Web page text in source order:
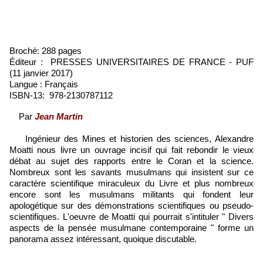
Broché: 288 pages
Éditeur :
‎ PRESSES UNIVERSITAIRES DE FRANCE - PUF
(11 janvier 2017)
Langue : Français
ISBN-13: ‎ 978-2130787112
Par Jean Martin
Ingénieur des Mines et historien des sciences, Alexandre
Moatti nous livre un ouvrage incisif qui fait rebondir le vieux
débat au sujet des rapports entre le Coran et la science.
Nombreux sont les savants musulmans qui insistent sur ce
caractère scientifique miraculeux du Livre et plus nombreux
encore sont les musulmans militants qui fondent leur
apologétique sur des démonstrations scientifiques ou pseudo-
scientifiques. L'oeuvre de Moatti qui pourrait s'intituler " Divers
aspects de la pensée musulmane contemporaine " forme un
panorama assez intéressant, quoique discutable.